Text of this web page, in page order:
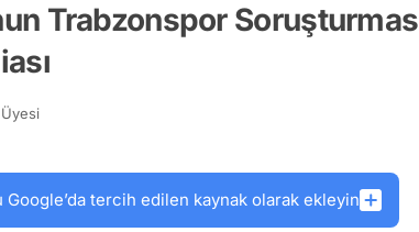
Trabzonspor
Google’da tercih edilen kaynak olarak ekleyin